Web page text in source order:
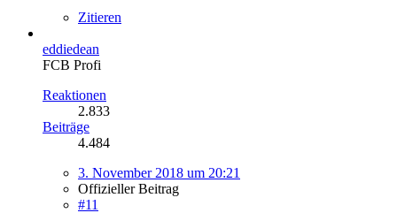
Zitieren
eddiedean
FCB Profi
Reaktionen
2.833
Beiträge
4.484
3. November 2018 um 20:21
Offizieller Beitrag
#11